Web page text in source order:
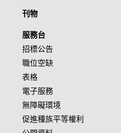
刊物
服務台
招標公告
職位空缺
表格
電子服務
無障礙環境
促進種族平等權利